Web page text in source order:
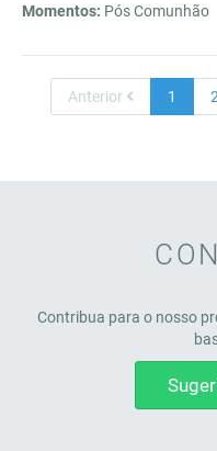
Momentos: Pós Comunhão
Anterior 1 2
Contribua para o nosso